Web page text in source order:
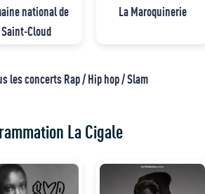
national de
Saint-Cloud
La Maroquinerie
les concerts Rap / Hip hop / Slam
La Cigale